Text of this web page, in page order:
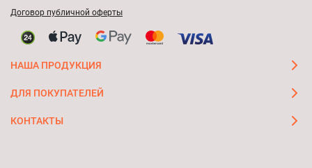
Договор публичной оферты
НАША ПРОДУКЦИЯ
ДЛЯ ПОКУПАТЕЛЕЙ
КОНТАКТЫ